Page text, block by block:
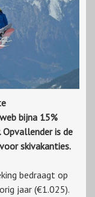
bijna 15%
is de
skivakanties.
bedraagt op
jaar (€1.025).